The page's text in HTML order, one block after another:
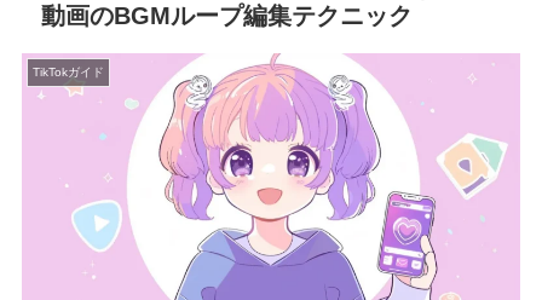
動画のBGMループ編集テクニック
TikTokガイド